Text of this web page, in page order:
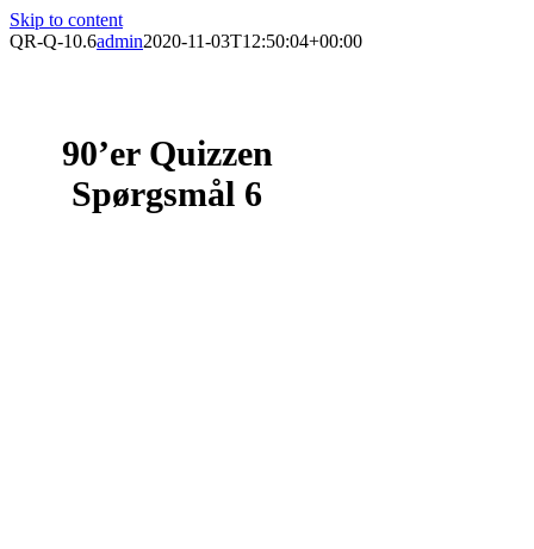
Skip to content
QR-Q-10.6admin2020-11-03T12:50:04+00:00
90’er Quizzen
Spørgsmål 6